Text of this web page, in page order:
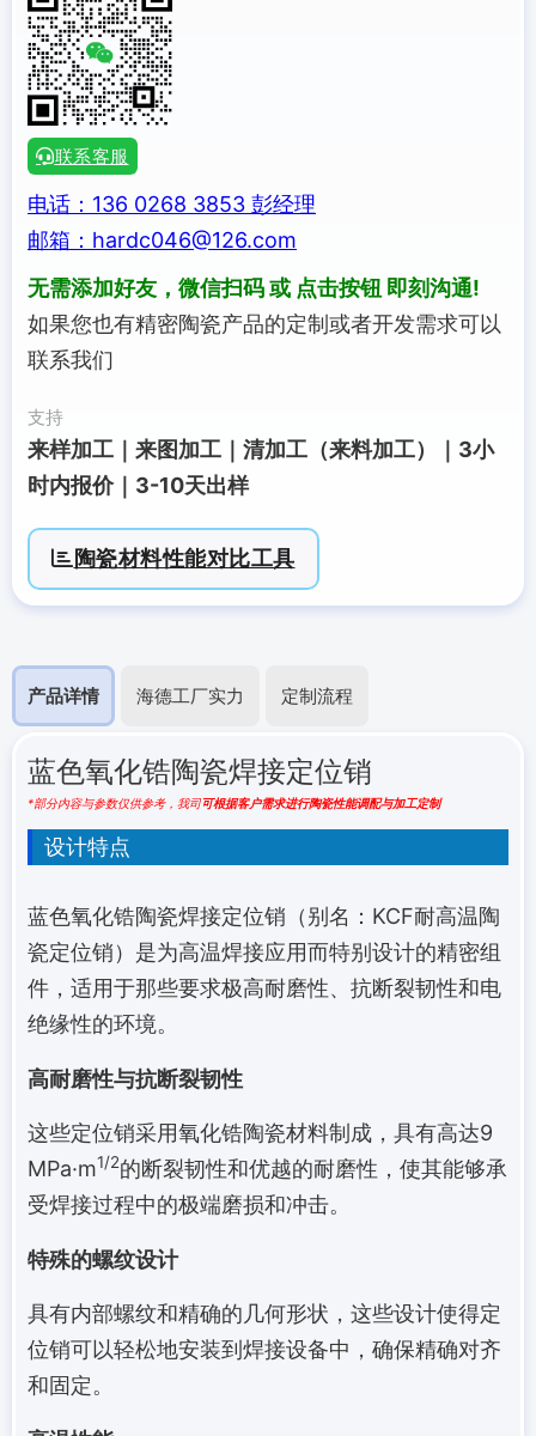
联系客服
电话：136 0268 3853 彭经理
邮箱：hardc046@126.com
无需添加好友，微信扫码 或 点击按钮 即刻沟通!
如果您也有精密陶瓷产品的定制或者开发需求可以
联系我们
支持
来样加工｜来图加工｜清加工（来料加工）｜3小
时内报价｜3-10天出样
陶瓷材料性能对比工具
产品详情 海德工厂实力 定制流程
蓝色氧化锆陶瓷焊接定位销
*部分内容与参数仅供参考，我司可根据客户需求进行陶瓷性能调配与加工定制
设计特点
蓝色氧化锆陶瓷焊接定位销（别名：KCF耐高温陶
瓷定位销）是为高温焊接应用而特别设计的精密组
件，适用于那些要求极高耐磨性、抗断裂韧性和电
绝缘性的环境。
高耐磨性与抗断裂韧性
这些定位销采用氧化锆陶瓷材料制成，具有高达9
MPa·m1/2的断裂韧性和优越的耐磨性，使其能够承
受焊接过程中的极端磨损和冲击。
特殊的螺纹设计
具有内部螺纹和精确的几何形状，这些设计使得定
位销可以轻松地安装到焊接设备中，确保精确对齐
和固定。